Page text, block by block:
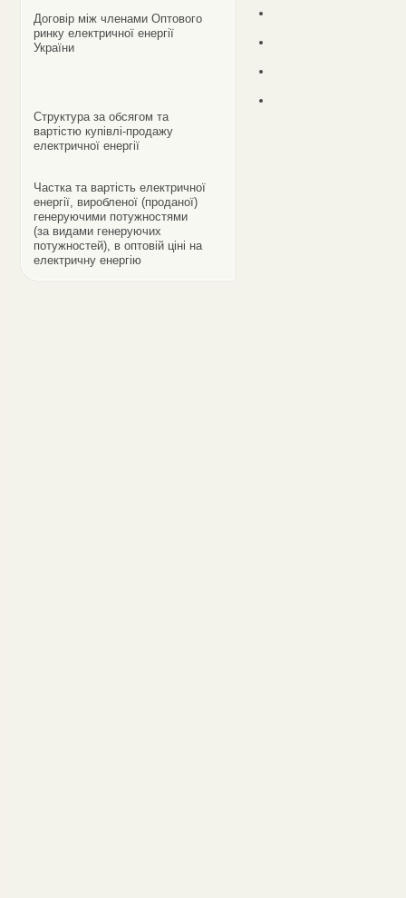
Договір між членами Оптового
ринку електричної енергії
України
Структура за обсягом та
вартістю купівлі-продажу
електричної енергії
Частка та вартість електричної
енергії, виробленої (проданої)
генеруючими потужностями
(за видами генеруючих
потужностей), в оптовій ціні на
електричну енергію